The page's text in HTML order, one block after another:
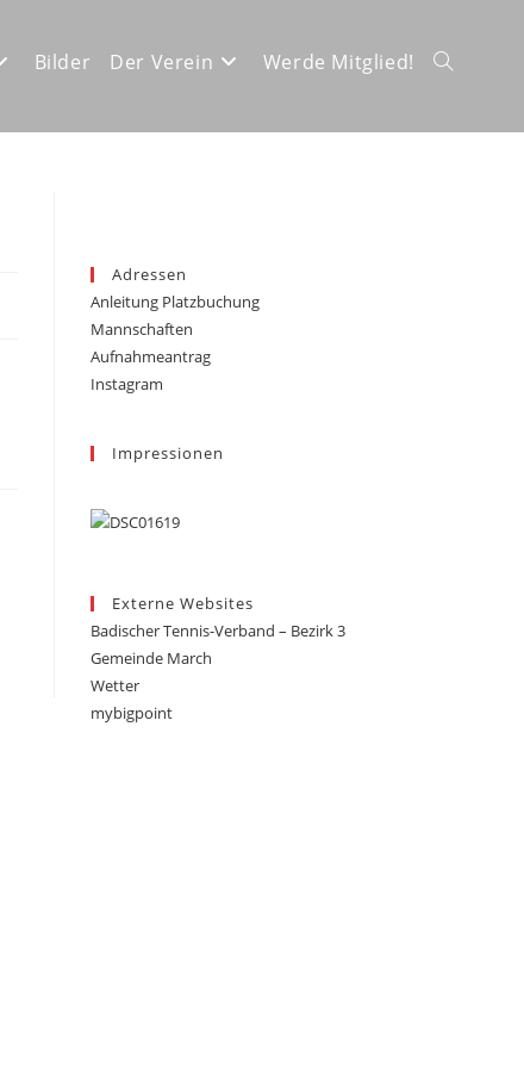
Bilder Der Verein Werde Mitglied! Website-
Adressen
Anleitung Platzbuchung
Mannschaften
Aufnahmeantrag
Instagram
Impressionen
Externe Websites
Badischer Tennis-Verband – Bezirk 3
Gemeinde March
Wetter
mybigpoint